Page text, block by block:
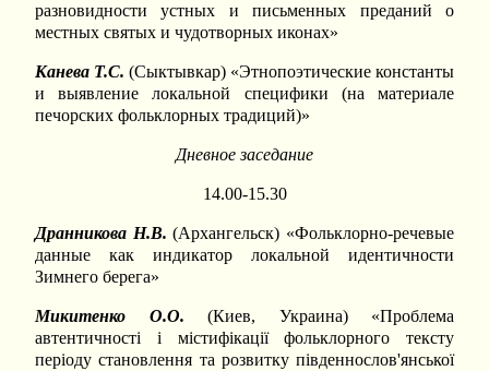
разновидности устных и письменных преданий о
местных святых и чудотворных иконах»
Канева Т.С. (Сыктывкар) «Этнопоэтические константы
и выявление локальной специфики (на материале
печорских фольклорных традиций)»
Дневное заседание
14.00-15.30
Дранникова Н.В. (Архангельск) «Фольклорно-речевые
данные как индикатор локальной идентичности
Зимнего берега»
Микитенко О.О. (Киев, Украина) «Проблема
автентичності і містифікації фольклорного тексту
періоду становлення та розвитку південнослов'янської